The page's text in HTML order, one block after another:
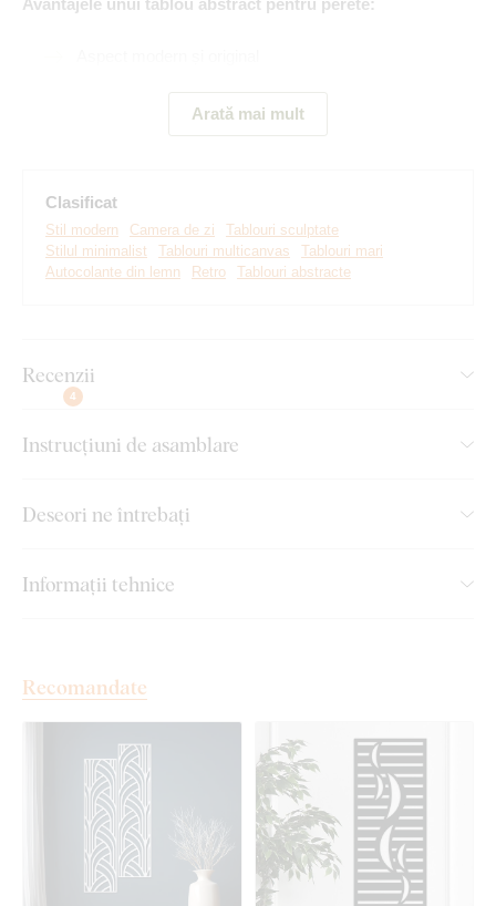
3 dimensiuni și multe decoruri din care să alegeți
Pentru varianta de mărime 66x44 cm, dimensiunea
Pentru varianta de mărime 102,5x68 cm, dimensiunea
Pentru varianta de mărime 150x100 cm, dimensiunea
produsului recomandăm utilizarea unei benzi din spumă sau a
unor mici cuie. Simplu, fără nicio găurire.
Aceste accesorii le puteți achiziționa comod
direct din
magazinul nostru online
la produs.
Cantitatea de bandă din spumă vă este recomandată automat
Arată mai mult
Clasificat
Stil modern Camera de zi
Tablouri sculptate
Stilul minimalist
Tablouri multicanvas
Tablouri mari
Autocolante din lemn
Retro Tablouri abstracte
Recenzii
4
Instrucțiuni de asamblare
Deseori ne întrebați
Informații tehnice
Recomandate